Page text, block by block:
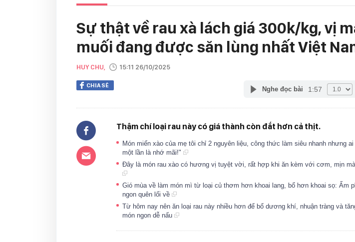
Sự thật về rau xà lách giá 300k/kg, vị
muối đang được săn lùng nhất Việt
HUY CHU, 15:11 26/10/2025
CHIA SẺ Nghe đọc bài 1:57
Thậm chí loại rau này có giá thành còn đắt hơn cả thịt.
Món miến xào của mẹ tôi chỉ 2 nguyên liệu, công thức làm siêu nhanh nhưng
một lần là nhớ mãi!"
Đây là món rau xào có hương vị tuyệt vời, rất hợp khi ăn kèm với cơm, mịn
Gió mùa về làm món mì từ loại củ thơm hơn khoai lang, bổ hơn khoai sọ: Ấm
ngon quên lối về
Từ hôm nay nên ăn loại rau này nhiều hơn để bổ dương khí, nhuận tràng và
món ngon dễ nấu